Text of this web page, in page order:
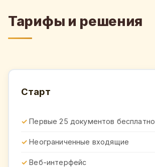
Тарифы и решения
Старт
Первые 25 документов бесплатно
Неограниченные входящие
Веб-интерфейс